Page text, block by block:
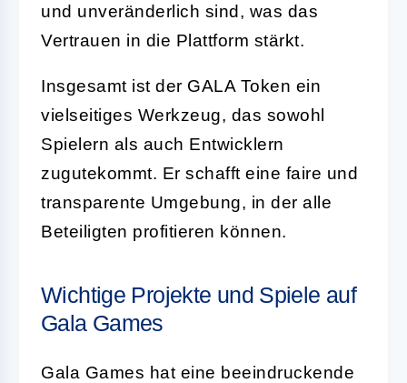
und unveränderlich sind, was das
Vertrauen in die Plattform stärkt.
Insgesamt ist der GALA Token ein
vielseitiges Werkzeug, das sowohl
Spielern als auch Entwicklern
zugutekommt. Er schafft eine faire und
transparente Umgebung, in der alle
Beteiligten profitieren können.
Wichtige Projekte und Spiele auf
Gala Games
Gala Games hat eine beeindruckende